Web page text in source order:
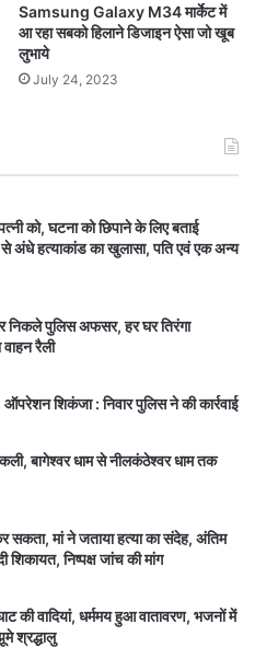
Samsung Galaxy M34 मार्केट में
आ रहा सबको हिलाने डिजाइन ऐसा जो खूब
लुभाये
July 24, 2023
को, घटना को छिपाने के लिए बताई
से अंधे हत्याकांड का खुलासा, पति एवं एक अन्य
निकले पुलिस अफसर, हर घर तिरंगा
वाहन रैली
शिकंजा : निवार पुलिस ने की कार्रवाई
बागेश्वर धाम से नीलकंठेश्वर धाम तक
सकता, मां ने जताया हत्या का संदेह, अंतिम
शिकायत, निष्पक्ष जांच की मांग
की वादियां, धर्ममय हुआ वातावरण, भजनों में
श्रद्धालु